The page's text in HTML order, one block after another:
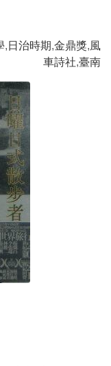
, 日治時期,金鼎獎,風
車詩社,臺南